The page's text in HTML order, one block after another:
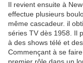
Il revient ensuite à
effectue plusieurs
même cascadeur. il
séries TV dès 1958. Il
à des shows télé et
Commençant à se